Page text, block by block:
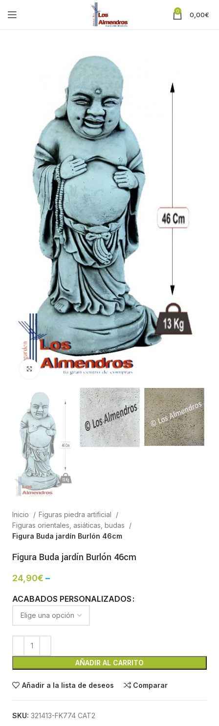
0 0,00€
Clic para ampliar
Inicio
Figuras piedra artificial
Figuras orientales, asiáticas, budas
Figura Buda jardín Burlón 46cm
Figura Buda jardín Burlón 46cm
24,90€ –
ACABADOS PERSONALIZADOS
AÑADIR AL CARRITO
Añadir a la lista de deseos Comparar
SKU: 321413-FK774 CAT2